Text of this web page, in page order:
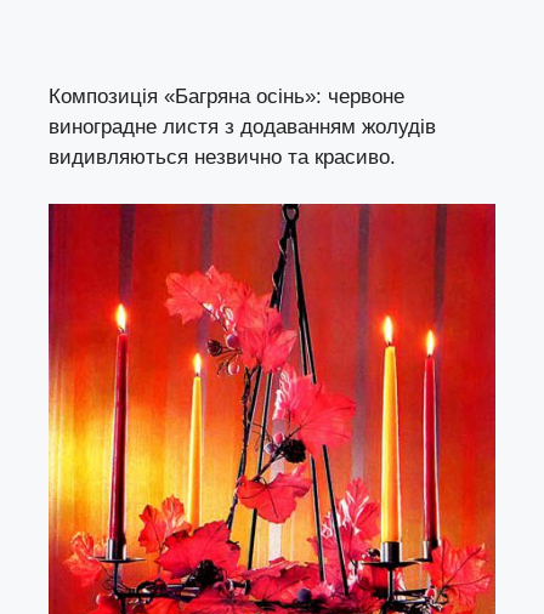
Композиція «Багряна осінь»: червоне
виноградне листя з додаванням жолудів
видивляються незвично та красиво.